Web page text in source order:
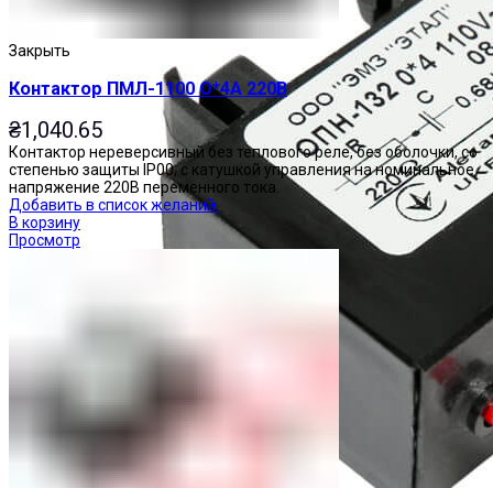
Закрыть
Контактор ПМЛ-1100 О*4А 220В
₴1,040.65
Контактор нереверсивный без теплового реле, без оболочки, со
степенью защиты IP00, с катушкой управления на номинальное
напряжение 220В переменного тока.
Добавить в список желаний
В корзину
Просмотр